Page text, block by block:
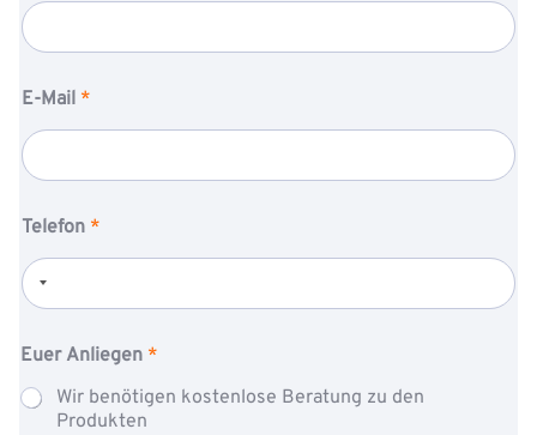
E-Mail *
Telefon *
u
r
e
Euer Anliegen *
Wir benötigen kostenlose Beratung zu den
Produkten